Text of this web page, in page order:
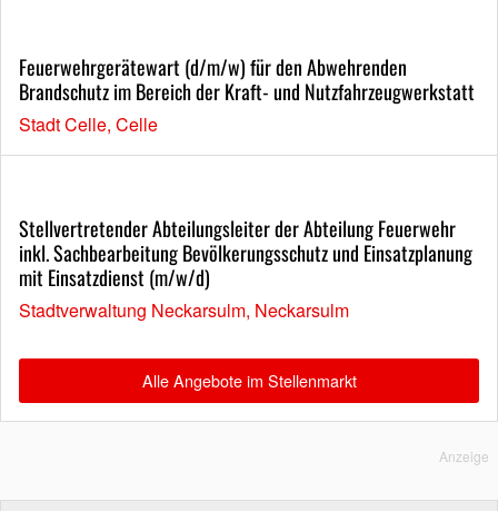
Feuerwehrgerätewart (d/m/w) für den Abwehrenden
Brandschutz im Bereich der Kraft- und Nutzfahrzeugwerkstatt
Stadt Celle, Celle
Stellvertretender Abteilungsleiter der Abteilung Feuerwehr
inkl. Sachbearbeitung Bevölkerungsschutz und Einsatzplanung
mit Einsatzdienst (m/w/d)
Stadtverwaltung Neckarsulm, Neckarsulm
Alle Angebote im Stellenmarkt
Anzeige